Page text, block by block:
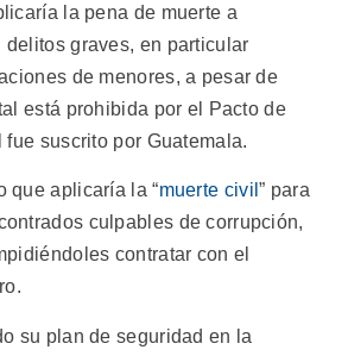
la pena de muerte a
delitos graves, en particular
de menores, a pesar de
está prohibida por el Pacto de
suscrito por Guatemala.
que aplicaría la “muerte civil” para
culpables de corrupción,
contratar con el
su plan de seguridad en la